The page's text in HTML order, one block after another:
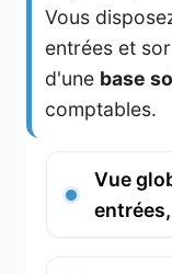
Vous
entrées et
d'une base
comptables.
Vue